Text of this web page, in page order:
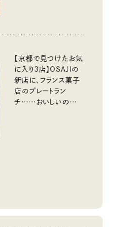
【京都で見つけたお気
に入り3店】OSAJIの
新店に、フランス菓子
店のプレートラン
チ……おいしいのんび